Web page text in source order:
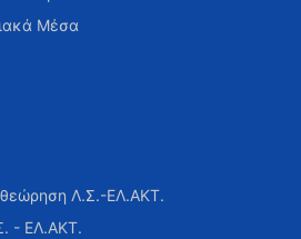
Μέσα
Λ.Σ.-ΕΛ.ΑΚΤ.
- ΕΛ.ΑΚΤ.